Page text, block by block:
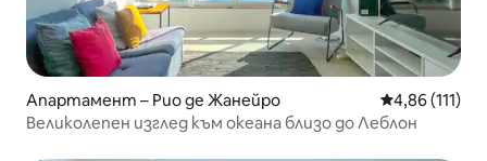
Апартамент – Рио де Жанейро Средна
4,86 (111)
Великолепен изглед към океана близо до Леблон